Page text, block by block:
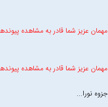
مهمان عزیز شما قادر به مشاهده
مهمان عزیز شما قادر به مشاهده
جزوه نورا...